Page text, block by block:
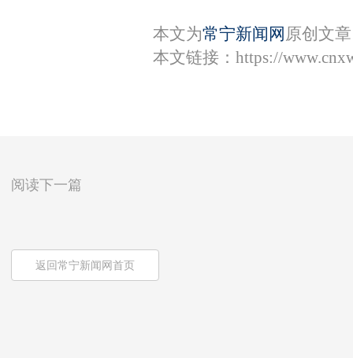
本文为常宁新闻网 原创文
本文链接： https://
阅读下一篇
返回常宁新闻网首页